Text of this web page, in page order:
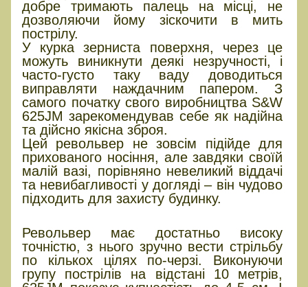
добре тримають палець на місці, не
дозволяючи йому зіскочити в мить
пострілу.
У курка зерниста поверхня, через це
можуть виникнути деякі незручності, і
часто-густо таку ваду доводиться
виправляти наждачним папером. З
самого початку свого виробництва S&W
625JM зарекомендував себе як надійна
та дійсно якісна зброя.
Цей револьвер не зовсім підійде для
прихованого носіння, але завдяки своїй
малій вазі, порівняно невеликий віддачі
та невибагливості у догляді – він чудово
підходить для захисту будинку.
Револьвер має достатньо високу
точністю, з нього зручно вести стрільбу
по кількох цілях по-черзі. Виконуючи
групу пострілів на відстані 10 метрів,